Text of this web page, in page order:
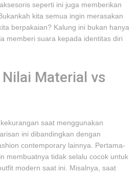
seperti ini juga memberikan
kita semua ingin merasakan
berpakaian? Kalung ini bukan hanya
memberi suara kepada identitas diri
Material vs
saat menggunakan
ini dibandingkan dengan
contemporary lainnya. Pertama-
membuatnya tidak selalu cocok untuk
modern saat ini. Misalnya, saat